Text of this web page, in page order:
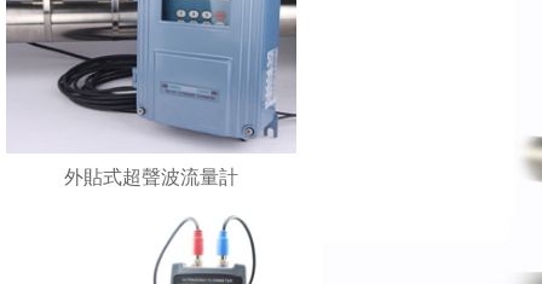
外貼式超聲波流量計